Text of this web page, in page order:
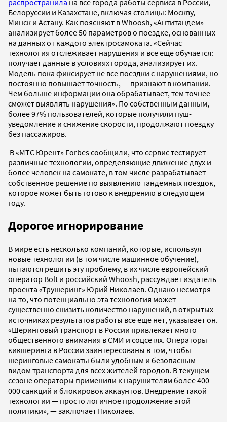
Белоруссии и Казахстане, включая столицы: Москву,
Минск и Астану. Как поясняют в Whoosh, «Антитандем»
анализирует более 50 параметров о поездке, основанных
на данных от каждого электросамоката. «Сейчас
технология отслеживает нарушения и все еще обучается:
получает данные в условиях города, анализирует их.
Модель пока фиксирует не все поездки с нарушениями, но
постоянно повышает точность, — признают в компании. —
Чем больше информации она обрабатывает, тем точнее
сможет выявлять нарушения». По собственным данным,
более 97% пользователей, которые получили пуш-
уведомление и снижение скорости, продолжают поездку
без пассажиров.
В «МТС Юрент» Forbes сообщили, что сервис тестирует
различные технологии, определяющие движение двух и
более человек на самокате, в том числе разрабатывает
собственное решение по выявлению тандемных поездок,
которое может быть готово к внедрению в следующем
году.
Дорогое игнорирование
В мире есть несколько компаний, которые, используя
новые технологии (в том числе машинное обучение),
пытаются решить эту проблему, в их числе европейский
оператор Bolt и российский Whoosh, рассуждает издатель
проекта «Трушеринг» Юрий Николаев. Однако несмотря
на то, что потенциально эта технология может
существенно снизить количество нарушений, в открытых
источниках результатов работы все еще нет, указывает он.
«Шеринговый транспорт в России привлекает много
общественного внимания в СМИ и соцсетях. Операторы
кикшеринга в России заинтересованы в том, чтобы
шеринговые самокаты были удобным и безопасным
видом транспорта для всех жителей городов. В текущем
сезоне операторы применили к нарушителям более 400
000 санкций и блокировок аккаунтов. Внедрение такой
технологии — просто логичное продолжение этой
политики», — заключает Николаев.